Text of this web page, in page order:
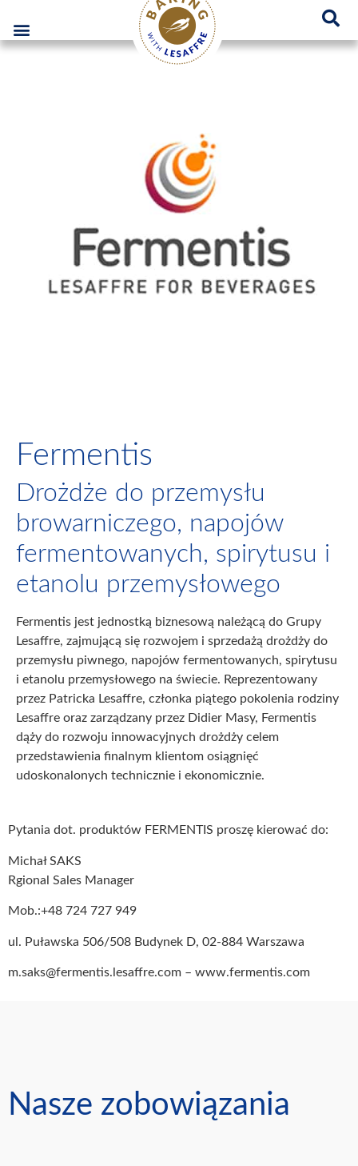
Lesaffre Polska – Miejsce innowacyjnych rozwiązań piekarniczych
GO
Fermentis
Drożdże do przemysłu
browarniczego, napojów
fermentowanych, spirytusu i
etanolu przemysłowego
Fermentis jest jednostką biznesową należącą do Grupy
Lesaffre, zajmującą się rozwojem i sprzedażą drożdży do
przemysłu piwnego, napojów fermentowanych, spirytusu
i etanolu przemysłowego na świecie. Reprezentowany
przez Patricka Lesaffre, członka piątego pokolenia rodziny
Lesaffre oraz zarządzany przez Didier Masy, Fermentis
dąży do rozwoju innowacyjnych drożdży celem
przedstawienia finalnym klientom osiągnięć
udoskonalonych technicznie i ekonomicznie.
Pytania dot. produktów FERMENTIS proszę kierować do:
Michał SAKS
Rgional Sales Manager
Mob.:+48 724 727 949
ul. Puławska 506/508 Budynek D, 02-884 Warszawa
m.saks@fermentis.lesaffre.com – www.fermentis.com
Nasze zobowiązania